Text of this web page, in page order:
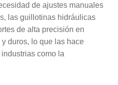
de ajustes manuales
las guillotinas hidráulicas
de alta precisión en
duros, lo que las hace
como la